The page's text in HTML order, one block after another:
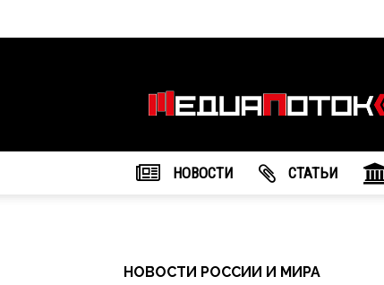
агентство
"МедиаПоток"
НОВОСТИ CТАТЬИ
НОВОСТИ РОССИИ И МИРА